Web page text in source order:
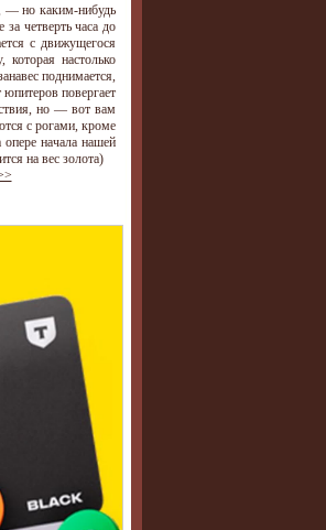
— но каким-нибудь
четверть часа до
с движущегося
настолько
поднимается,
повергает
но — вот вам
с рогами, кроме
начала нашей
на вес золота)